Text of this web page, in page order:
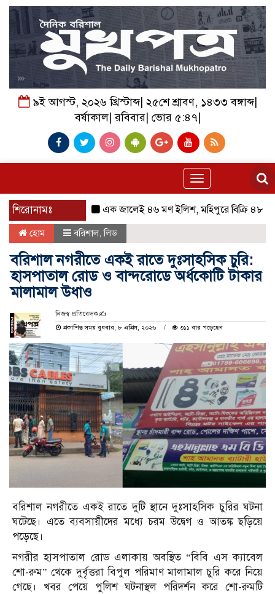
৯ই আগস্ট, ২০২৬ খ্রিস্টাব্দ| ২৫শে শ্রাবণ, ১৪৩৩ বঙ্গাব্দ|
বর্ষাকাল| রবিবার| ভোর ৫:৪৭|
Toggle
navigation
শিরোনামঃ এক জালেই ৪৬ মণ ইলিশ, মহিপুরে বিক্রি ৪৮ লাখ ৫০
হোম বরিশাল,লিড
বরিশাল নগরীতে একই রাতে দুঃসাহসিক চুরি:
হাসপাতাল রোড ও বান্দরোডে অর্ধকোটি টাকার
মালামাল উধাও
নিজস্ব প্রতিবেদক✍️
প্রকাশিত সময় বুধবার, ৮ এপ্রিল, ২০২৬
৩১১ বার পড়েছেন
বরিশাল নগরীতে একই রাতে দুটি স্থানে দুঃসাহসিক চুরির ঘটনা
ঘটেছে। এতে ব্যবসায়ীদের মধ্যে চরম উদ্বেগ ও আতঙ্ক ছড়িয়ে
পড়েছে।
নগরীর হাসপাতাল রোড এলাকায় অবস্থিত “বিবি এস ক্যাবেল
শো-রুম” থেকে দুর্বৃত্তরা বিপুল পরিমাণ মালামাল চুরি করে নিয়ে
গেছে। খবর পেয়ে পুলিশ ঘটনাস্থল পরিদর্শন করে শো-রুমটি